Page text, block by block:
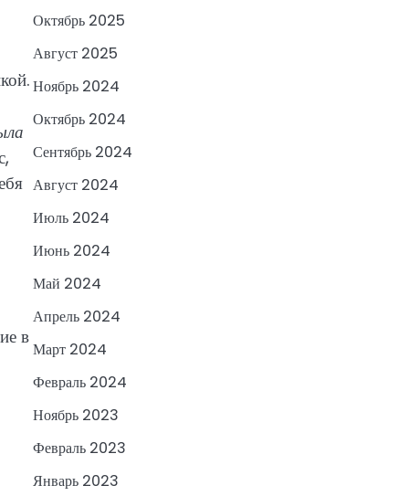
в
Октябрь 2025
Август 2025
Ноябрь 2024
Октябрь 2024
Сентябрь 2024
Август 2024
Июль 2024
Июнь 2024
Май 2024
Апрель 2024
Март 2024
Февраль 2024
Ноябрь 2023
Февраль 2023
Январь 2023